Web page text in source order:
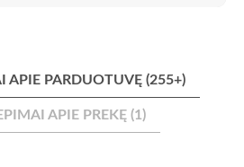
APIE PARDUOTUVĘ (255+)
APIE PREKĘ (1)